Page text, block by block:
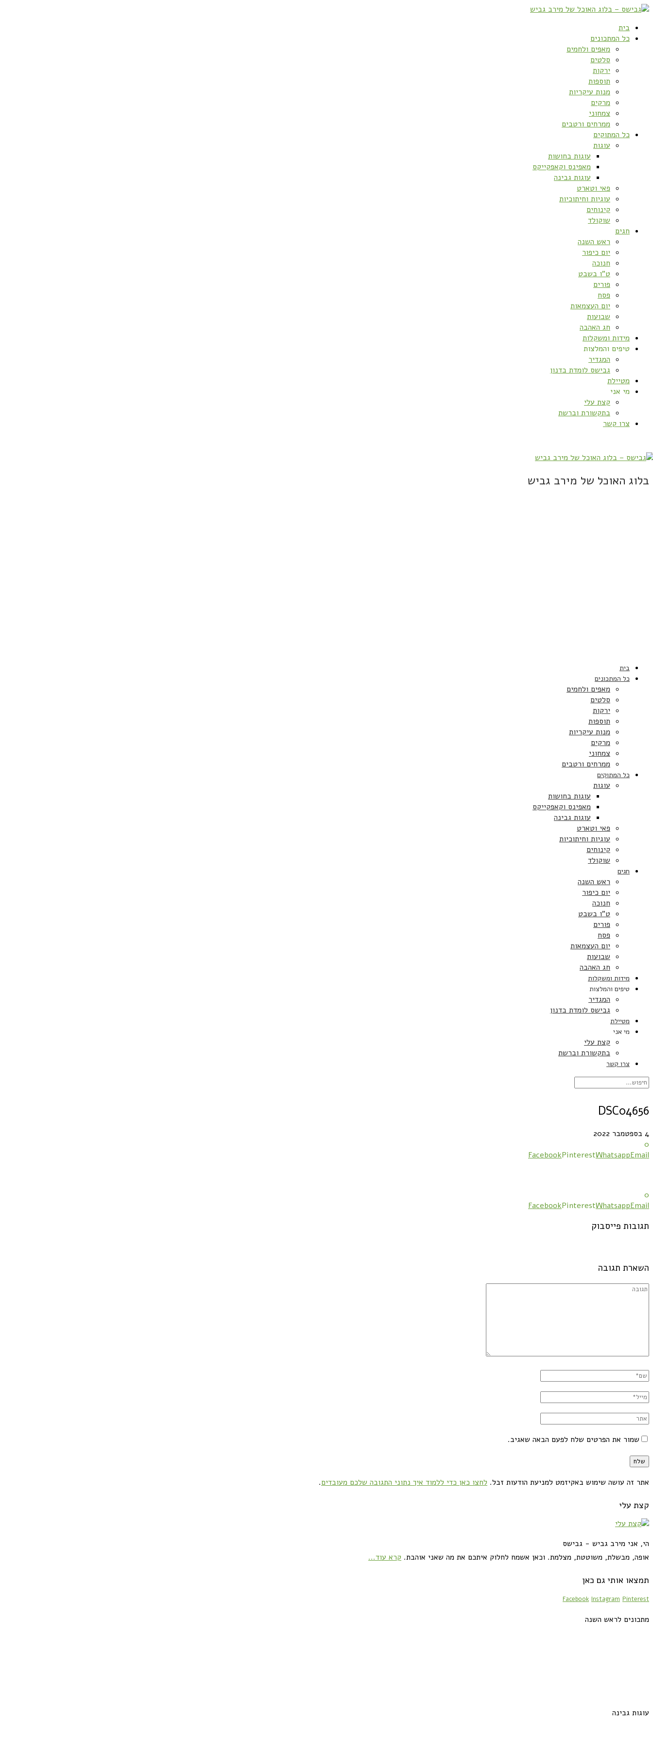
בית
כל המתכונים
מאפים ולחמים
סלטים
ירקות
תוספות
מנות עיקריות
מרקים
צמחוני
ממרחים ורטבים
כל המתוקים
עוגות
עוגות בחושות
מאפינס וקאפקייקס
עוגות גבינה
פאי וטארט
עוגיות וחיתוכיות
קינוחים
שוקולד
חגים
ראש השנה
יום כיפור
חנוכה
ט”ו בשבט
פורים
פסח
יום העצמאות
שבועות
חג האהבה
מידות ומשקלות
טיפים והמלצות
המגדיר
גבישס לומדת בדנון
מטיילת
מי אני
קצת עלי
בתקשורת וברשת
צרו קשר
בלוג האוכל של מירב גביש
בית
כל המתכונים
מאפים ולחמים
סלטים
ירקות
תוספות
מנות עיקריות
מרקים
צמחוני
ממרחים ורטבים
כל המתוקים
עוגות
עוגות בחושות
מאפינס וקאפקייקס
עוגות גבינה
פאי וטארט
עוגיות וחיתוכיות
קינוחים
שוקולד
חגים
ראש השנה
יום כיפור
חנוכה
ט”ו בשבט
פורים
פסח
יום העצמאות
שבועות
חג האהבה
מידות ומשקלות
טיפים והמלצות
המגדיר
גבישס לומדת בדנון
מטיילת
מי אני
קצת עלי
בתקשורת וברשת
צרו קשר
DSC04656
4 בספטמבר 2022
0
FacebookPinterestWhatsappEmail
0
FacebookPinterestWhatsappEmail
תגובות פייסבוק
השארת תגובה
שמור את הפרטים שלח לפעם הבאה שאגיב.
אתר זה עושה שימוש באקיזמט למניעת הודעות זבל. לחצו כאן כדי ללמוד איך נתוני התגובה שלכם מעובדים.
קצת עלי
הי, אני מירב גביש - גבישס
אופה, מבשלת, משוטטת, מצלמת. וכאן אשמח לחלוק איתכם את מה שאני אוהבת. קרא עוד...
תמצאו אותי גם כאן
Facebook Instagram Pinterest
מתכונים לראש השנה
עוגות גבינה